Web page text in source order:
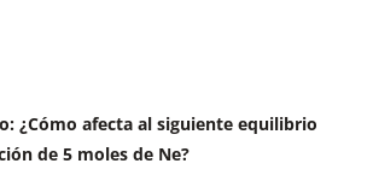
moles gaseosos haya, pero a ambos
los mismos.
¿Cómo afecta al siguiente equilibrio
de 5 moles de Ne?